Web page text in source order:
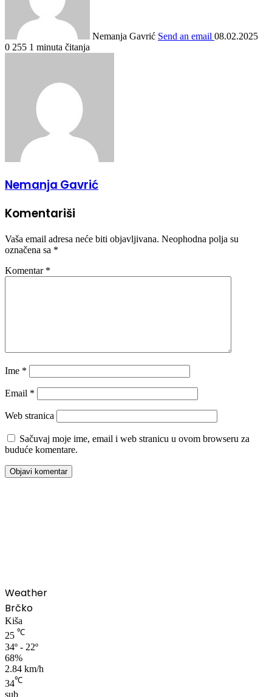
Nemanja Gavrić Send an email 08.02.2025
0 255 1 minuta čitanja
Nemanja Gavrić
Komentariši
Vaša email adresa neće biti objavljivana. Neophodna polja su
označena sa *
Komentar *
Ime *
Email *
Web stranica
Sačuvaj moje ime, email i web stranicu u ovom browseru za
buduće komentare.
Weather
Brčko
Kiša
25 ℃
34º - 22º
68%
2.84 km/h
34℃
sub